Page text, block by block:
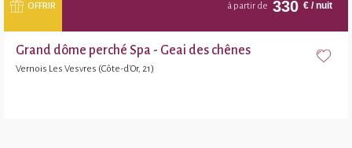
OFFRIR à partir de 330 € / nuit
Grand dôme perché Spa - Geai des chênes
Vernois Les Vesvres (Côte-d'Or, 21)